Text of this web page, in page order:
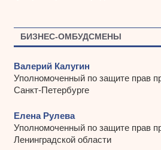
БИЗНЕС-ОМБУДСМЕНЫ
Валерий Калугин
Уполномоченный по защите прав
Санкт-Петербурге
Елена Рулева
Уполномоченный по защите прав
Ленинградской области